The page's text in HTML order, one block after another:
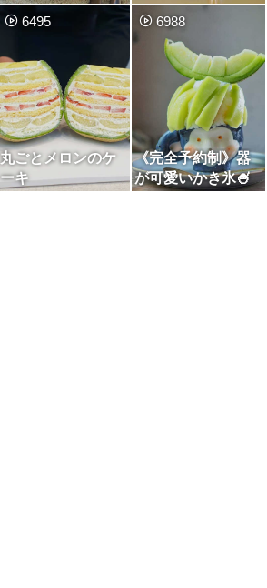
6495
丸ごとメロンのケ
ーキ
6988
《完全予約制》器
が可愛いかき氷🍧